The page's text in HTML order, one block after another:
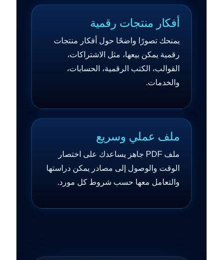
أفكار منتجات رقمية
يمنحك تصورًا واضحًا حول أفكار منتجات
رقمية يمكن بيعها، مثل الاشتراكات،
القوالب، الكتب الرقمية، الحسابات،
والخدمات.
ملف عملي وسريع
ملف PDF جاهز يساعدك على اختصار
الوقت والوصول إلى مصادر يمكن دراستها
والتعامل معها حسب شروط كل مورد.